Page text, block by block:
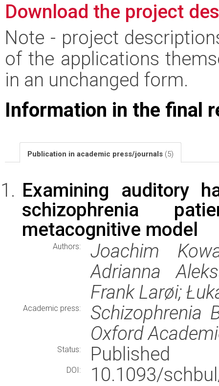
Download the project
Note - project
of the applications
in an unchanged form.
Information in the final
Publication in academic press/journals (5)
Examining auditory
schizophrenia
metacognitive model
Authors:
Joachim
Adrianna
Frank Larøi;
Academic press:
Schizophrenia
Oxford
Status: Published
DOI:
10.1093/